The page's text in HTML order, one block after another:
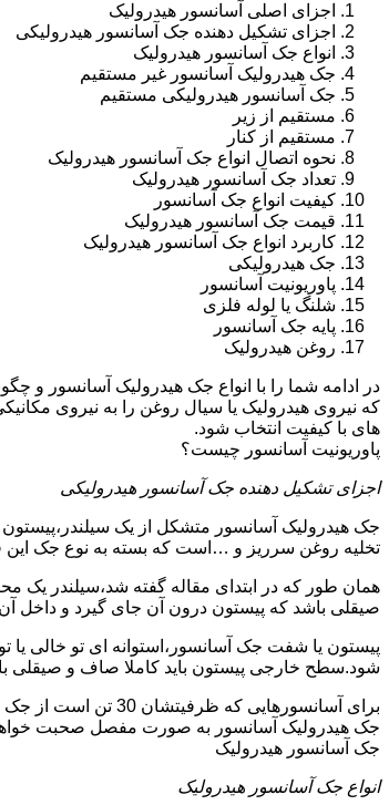
اجزای اصلی آسانسور هیدرولیک
اجزای تشکیل دهنده جک آسانسور هیدرولیکی
انواع جک آسانسور هیدرولیک
جک هیدرولیک آسانسور غیر مستقیم
جک آسانسور هیدرولیکی مستقیم
مستقیم از زیر
مستقیم از کنار
نحوه اتصال انواع جک آسانسور هیدرولیک
تعداد جک آسانسور هیدرولیک
کیفیت انواع جک آسانسور
قیمت جک آسانسور هیدرولیک
کاربرد انواع جک آسانسور هیدرولیک
جک هیدرولیکی
پاوریونیت آسانسور
شلنگ یا لوله فلزی
پایه جک آسانسور
روغن هیدرولیک
در ادامه شما را با انواع جک هیدرولیک آسانسور و
که نیروی هیدرولیک یا سیال روغن را به نیروی
های با کیفیت انتخاب شود.
پاوریونیت آسانسور چیست؟
اجزای تشکیل دهنده جک آسانسور هیدرولیکی
جک هیدرولیک آسانسور متشکل از یک
تخلیه روغن سرریز و …است که بسته به نوع جک
همان طور که در ابتدای مقاله گفته شد،سیلندر
صیقلی باشد که پیستون درون آن جای گیرد و داخل
پیستون یا شفت جک آسانسور،استوانه ای تو خالی
شود.سطح خارجی پیستون باید کاملا صاف و صیقلی
جک هیدرولیک آسانسور به صورت مفصل صحبت
جک آسانسور هیدرولیک
انواع جک آسانسور هیدرولیک